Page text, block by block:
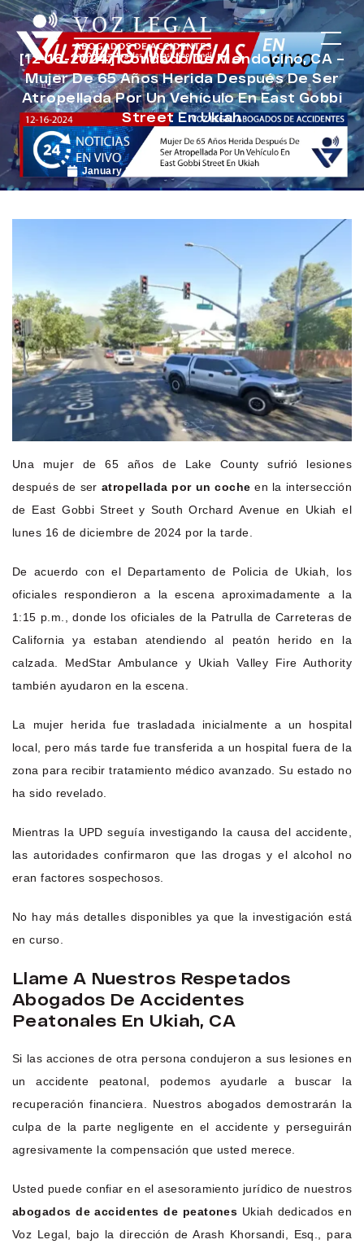
[12-16-2024] Condado De Mendocino, CA –
Mujer De 65 Años Herida Después De Ser
Atropellada Por Un Vehículo En East Gobbi
Street En Ukiah
January 20, 2025
Una mujer de 65 años de Lake County sufrió lesiones
después de ser atropellada por un coche en la intersección
de East Gobbi Street y South Orchard Avenue en Ukiah el
lunes 16 de diciembre de 2024 por la tarde.
De acuerdo con el Departamento de Policia de Ukiah, los
oficiales respondieron a la escena aproximadamente a la
1:15 p.m., donde los oficiales de la Patrulla de Carreteras de
California ya estaban atendiendo al peatón herido en la
calzada. MedStar Ambulance y Ukiah Valley Fire Authority
también ayudaron en la escena.
La mujer herida fue trasladada inicialmente a un hospital
local, pero más tarde fue transferida a un hospital fuera de la
zona para recibir tratamiento médico avanzado. Su estado no
ha sido revelado.
Mientras la UPD seguía investigando la causa del accidente,
las autoridades confirmaron que las drogas y el alcohol no
eran factores sospechosos.
No hay más detalles disponibles ya que la investigación está
en curso.
Llame A Nuestros Respetados
Abogados De Accidentes
Peatonales En Ukiah, CA
Si las acciones de otra persona condujeron a sus lesiones en
un accidente peatonal, podemos ayudarle a buscar la
recuperación financiera. Nuestros abogados demostrarán la
culpa de la parte negligente en el accidente y perseguirán
agresivamente la compensación que usted merece.
Usted puede confiar en el asesoramiento jurídico de nuestros
abogados de accidentes de peatones Ukiah dedicados en
Voz Legal, bajo la dirección de Arash Khorsandi, Esq., para